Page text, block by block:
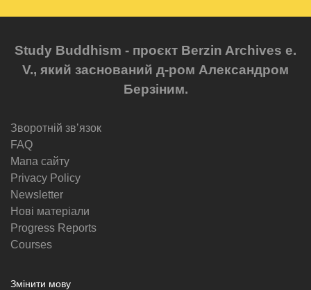
Study Buddhism - проєкт Berzin Archives e.
V., який заснований д-ром Александром
Берзіним.
Зворотній звʼязок
FAQ
Мапа сайту
Privacy Policy
Newsletter
Нові матеріали
Progress Reports
Courses
Змінити мову